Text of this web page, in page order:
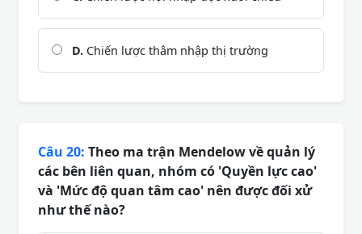
D. Chiến lược thâm nhập thị trường
Câu 20: Theo ma trận Mendelow về quản lý
các bên liên quan, nhóm có 'Quyền lực cao'
và 'Mức độ quan tâm cao' nên được đối xử
như thế nào?